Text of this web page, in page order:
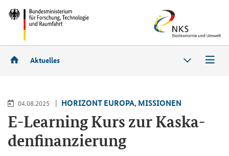
Aktuelles
04.08.2025 HO­RI­ZONT EU­RO­PA, MIS­SIO­NEN
E-LearningKurs zur Kas­ka­
den­fi­nan­zie­rung